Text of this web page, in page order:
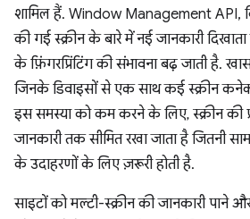
शामिल हैं. Window Management API,
की गई स्क्रीन के बारे में नई जानकारी
के फ़िंगरप्रिंटिंग की संभावना बढ़ जाती है.
जिनके डिवाइसों से एक साथ कई स्क्रीन
इस समस्या को कम करने के लिए, स्क्रीन की
जानकारी तक सीमित रखा जाता है जितनी
के उदाहरणों के लिए ज़रूरी होती है.
साइटों को मल्टी-स्क्रीन की जानकारी पाने